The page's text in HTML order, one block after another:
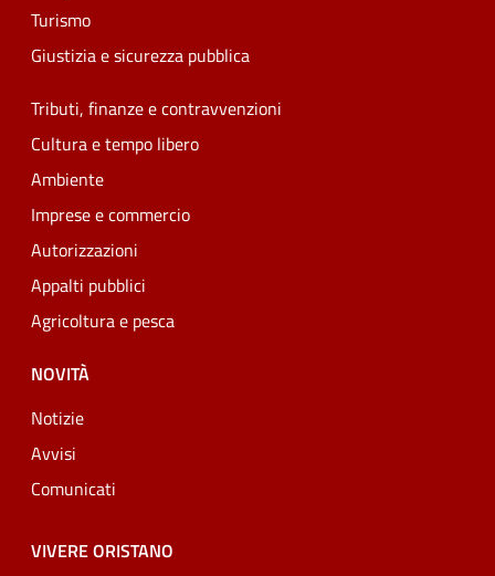
Turismo
Giustizia e sicurezza pubblica
Tributi, finanze e contravvenzioni
Cultura e tempo libero
Ambiente
Imprese e commercio
Autorizzazioni
Appalti pubblici
Agricoltura e pesca
NOVITÀ
Notizie
Avvisi
Comunicati
VIVERE ORISTANO